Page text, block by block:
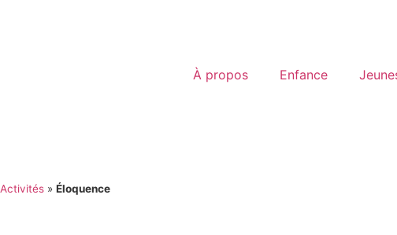
À propos Enfance
Activités » Éloquence